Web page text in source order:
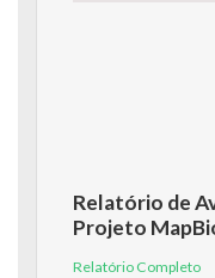
Relatório de
Projeto
Relatório Completo